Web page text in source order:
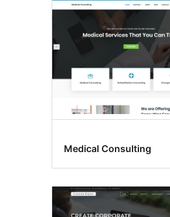
Medical Consulting